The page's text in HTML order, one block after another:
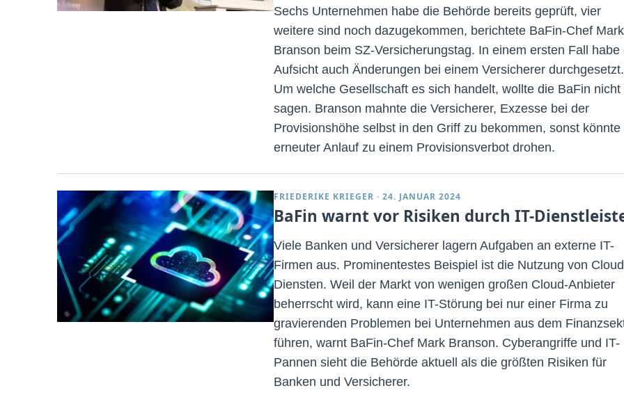
Sechs Unternehmen habe die Behörde bereits geprüft, vier
weitere sind noch dazugekommen, berichtete BaFin-Chef Mark
Branson beim SZ-Versicherungstag. In einem ersten Fall habe
Aufsicht auch Änderungen bei einem Versicherer durchgesetzt.
Um welche Gesellschaft es sich handelt, wollte die BaFin nicht
sagen. Branson mahnte die Versicherer, Exzesse bei der
Provisionshöhe selbst in den Griff zu bekommen, sonst könnte
erneuter Anlauf zu einem Provisionsverbot drohen.
FRIEDERIKE KRIEGER · 24. JANUAR 2024
BaFin warnt vor Risiken durch IT-
Viele Banken und Versicherer lagern Aufgaben an externe IT-
Firmen aus. Prominentestes Beispiel ist die Nutzung von
Diensten. Weil der Markt von wenigen großen Cloud-Anbieter
beherrscht wird, kann eine IT-Störung bei nur einer Firma zu
gravierenden Problemen bei Unternehmen aus dem
führen, warnt BaFin-Chef Mark Branson. Cyberangriffe und IT-
Pannen sieht die Behörde aktuell als die größten Risiken für
Banken und Versicherer.